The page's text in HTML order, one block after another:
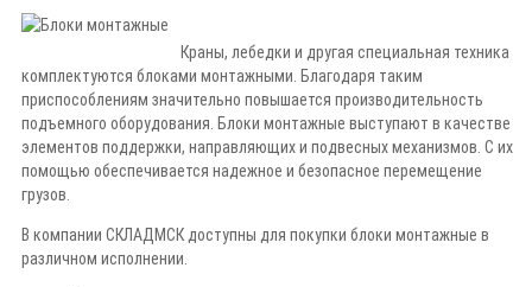
Краны, лебедки и другая специальная техника
комплектуются блоками монтажными. Благодаря таким
приспособлениям значительно повышается производительность
подъемного оборудования. Блоки монтажные выступают в качестве
элементов поддержки, направляющих и подвесных механизмов. С их
помощью обеспечивается надежное и безопасное перемещение
грузов.
В компании СКЛАДМСК доступны для покупки блоки монтажные в
различном исполнении.